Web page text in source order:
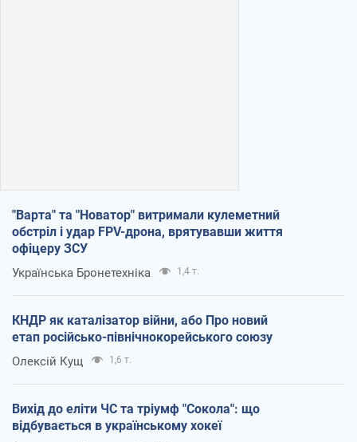
"Варта" та "Новатор" витримали кулеметний
обстріл і удар FPV-дрона, врятувавши життя
офіцеру ЗСУ
Українська Бронетехніка 1,4 т.
КНДР як каталізатор війни, або Про новий
етап російсько-північнокорейського союзу
Олексій Кущ 1,6 т.
Вихід до еліти ЧС та тріумф "Сокола": що
відбувається в українському хокеї